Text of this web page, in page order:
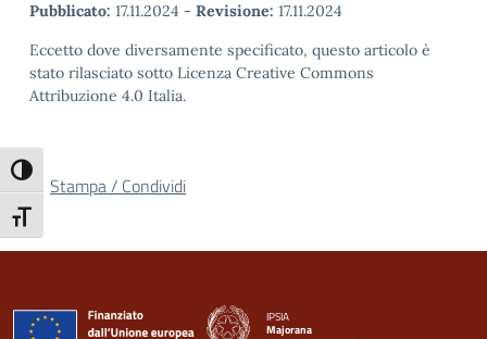
Attiva/disattiva alto contrasto
Attiva/disattiva dimensione testo
Pubblicato: 17.11.2024 - Revisione: 17.11.2024
Eccetto dove diversamente specificato, questo articolo è
stato rilasciato sotto Licenza Creative Commons
Attribuzione 4.0 Italia.
Stampa / Condividi
IPSIA
Majorana